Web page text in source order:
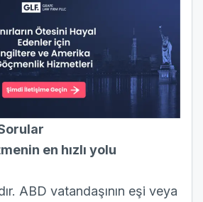
en hızlı yolu
ABD vatandaşının eşi veya